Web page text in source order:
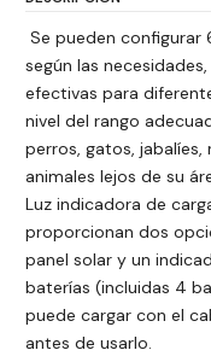
Se pueden configurar
según las
efectivas para
nivel del rango
perros, gatos,
animales lejos de su
Luz indicadora de
proporcionan dos
panel solar y un
baterías (incluidas 4
puede cargar con el
antes de usarlo.